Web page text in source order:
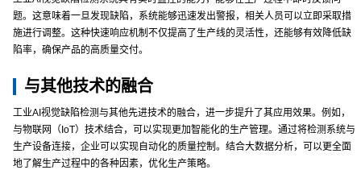
题。这意味着一旦发现缺陷，系统能够迅速发出警报，相关人员可以立即采取措
施进行调整。这种快速响应机制不仅提高了生产线的灵活性，还能够有效降低缺
陷率，确保产品的高质量交付。
与其他技术的融合
工业AI视觉缺陷检测与其他先进技术的融合，进一步提升了其应用效果。例如，
与物联网（IoT）技术结合，可以实现更加智能化的生产管理。通过将检测系统与
生产设备连接，企业可以实现自动化的质量控制。结合大数据分析，可以更全面
地了解生产过程中的各种因素，优化生产策略。